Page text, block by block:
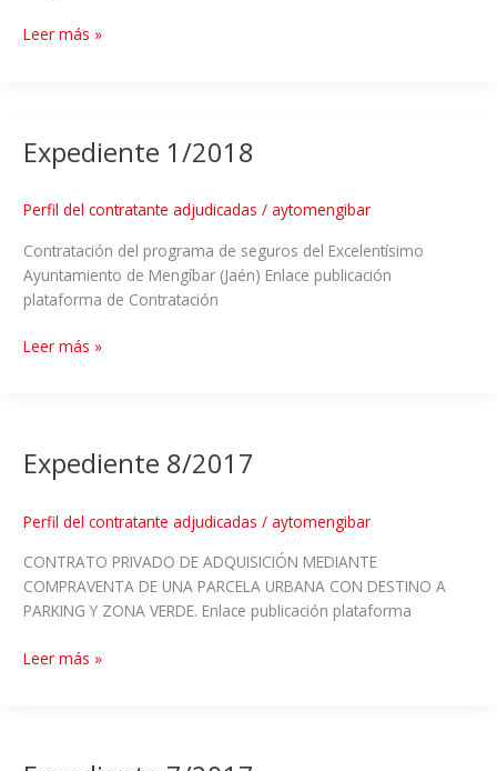
Leer más »
Expediente 1/2018
Perfil del contratante adjudicadas / aytomengibar
Contratación del programa de seguros del Excelentísimo
Ayuntamiento de Mengíbar (Jaén) Enlace publicación
plataforma de Contratación
Leer más »
Expediente 8/2017
Perfil del contratante adjudicadas / aytomengibar
CONTRATO PRIVADO DE ADQUISICIÓN MEDIANTE
COMPRAVENTA DE UNA PARCELA URBANA CON DESTINO A
PARKING Y ZONA VERDE. Enlace publicación plataforma
Leer más »